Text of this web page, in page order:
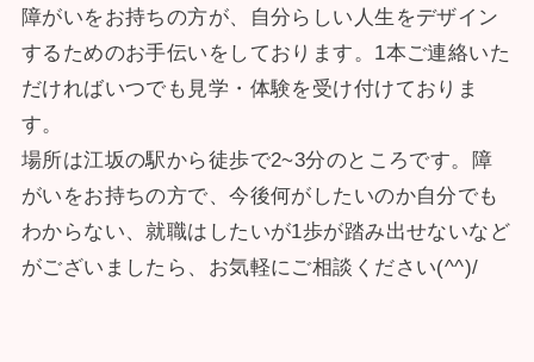
障がいをお持ちの方が、自分らしい人生をデザイン
するためのお手伝いをしております。1本ご連絡いた
だければいつでも見学・体験を受け付けておりま
す。
場所は江坂の駅から徒歩で2~3分のところです。障
がいをお持ちの方で、今後何がしたいのか自分でも
わからない、就職はしたいが1歩が踏み出せないなど
がございましたら、お気軽にご相談ください(^^)/